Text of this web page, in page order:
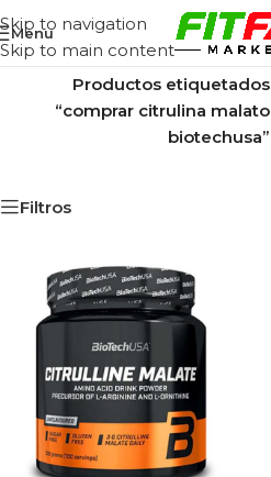
Skip to navigation
Skip to main content
Menu
Inicio/
Productos etiquetados
“comprar citrulina malato
biotechusa”
Filtros